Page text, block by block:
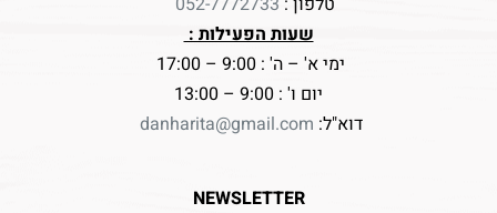
שעות הפעילות :
ימי א' – ה' : 9:00 – 17:00
יום ו' : 9:00 – 13:00
דוא"ל: danharita@gmail.com
NEWSLETTER